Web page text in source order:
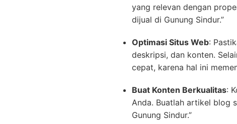
yang relevan dengan
dijual di Gunung Sindur.”
Optimasi Situs Web:
deskripsi, dan konten.
cepat, karena hal ini
Buat Konten Berkualitas:
Anda. Buatlah artikel blog
Gunung Sindur.”